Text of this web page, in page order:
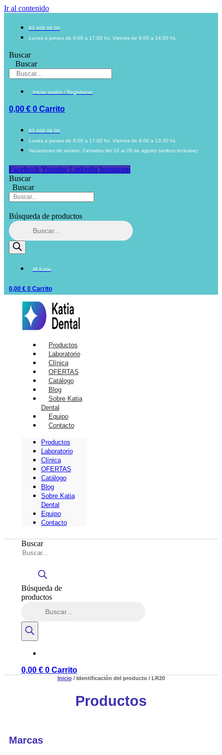
Ir al contenido
93 409 06 00
Lunes a jueves de 9:00 a 17:00 hs. Viernes de 9:00 a 14:00 hs.
Buscar
Buscar
Iniciar sesión / Registrarse
0,00 € 0 Carrito
93 409 06 00
Lunes a jueves de 9:00 a 17:00 hs. Viernes de 9:00 a 13:30 hs.
Vacaciones de verano: Cerrados del 10 al 28 de agosto (ambos inclusive)
Facebook Youtube Linkedin Instagram
Buscar
Buscar
Búsqueda de productos
Mi Katia
0,00 € 0 Carrito
Productos
Laboratorio
Clínica
OFERTAS
Catálogo
Blog
Sobre Katia
Dental
Equipo
Contacto
Productos
Laboratorio
Clínica
OFERTAS
Catálogo
Blog
Sobre Katia
Dental
Equipo
Contacto
Buscar
Búsqueda de
productos
0,00 € 0 Carrito
Inicio/ Identificación del producto / LR20
Productos
Marcas